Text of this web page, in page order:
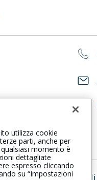
| Note legali
utilizza cookie
parti, anche per
momento è
dettagliate
espresso cliccando
su “Impostazioni